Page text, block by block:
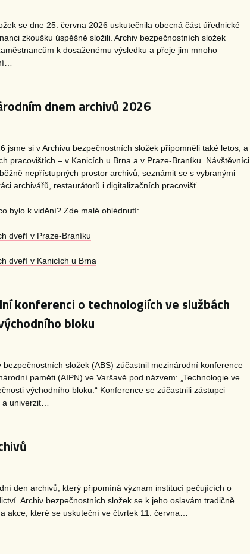
se dne 25. června 2026 uskutečnila obecná část úřednické
zkoušku úspěšně složili. Archiv bezpečnostních složek
k dosaženému výsledku a přeje jim mnoho
dnem archivů 2026
jsme si v Archivu bezpečnostních složek připomněli také letos, a
pracovištích – v Kanicích u Brna a v Praze-Braníku. Návštěvníci
nepřístupných prostor archivů, seznámit se s vybranými
archivářů, restaurátorů i digitalizačních pracovišť.
bylo k vidění? Zde malé ohlédnutí:
dveří v Praze-Braníku
dveří v Kanicích u Brna
konferenci o technologiích ve službách
bloku
bezpečnostních složek (ABS) zúčastnil mezinárodní konference
paměti (AIPN) ve Varšavě pod názvem: „Technologie ve
východního bloku.“ Konference se zúčastnili zástupci
univerzit…
den archivů, který připomíná význam institucí pečujících o
Archiv bezpečnostních složek se k jeho oslavám tradičně
akce, které se uskuteční ve čtvrtek 11. června…